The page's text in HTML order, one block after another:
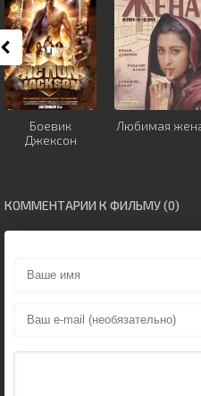
Боевик
Джексон
Любимая
КОММЕНТАРИИ К ФИЛЬМУ (0)